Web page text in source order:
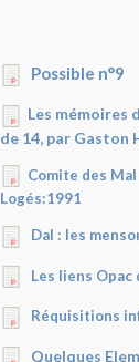
Possible n°9
Les mémoires
de 14, par Gaston
Comite des Mal
Logés:1991
Dal : les
Les liens Opac
Réquisitions
Quelques